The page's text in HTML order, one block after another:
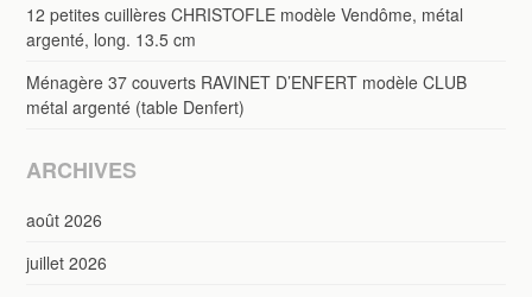
12 petites cuillères CHRISTOFLE modèle Vendôme, métal
argenté, long. 13.5 cm
Ménagère 37 couverts RAVINET D’ENFERT modèle CLUB
métal argenté (table Denfert)
ARCHIVES
août 2026
juillet 2026